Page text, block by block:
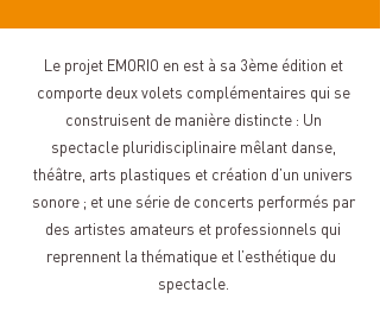
Le projet EMORIO en est à sa 3ème édition et
comporte deux volets complémentaires qui se
construisent de manière distincte : Un
spectacle pluridisciplinaire mêlant danse,
théâtre, arts plastiques et création d’un univers
sonore ; et une série de concerts performés par
des artistes amateurs et professionnels qui
reprennent la thématique et l’esthétique du
spectacle.